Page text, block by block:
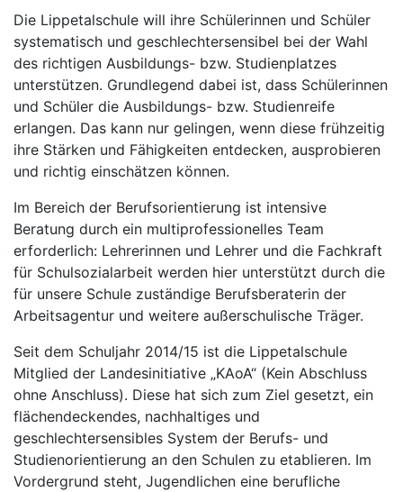
Die Lippetalschule will ihre Schülerinnen und Schüler
systematisch und geschlechtersensibel bei der Wahl
des richtigen Ausbildungs- bzw. Studienplatzes
unterstützen. Grundlegend dabei ist, dass Schülerinnen
und Schüler die Ausbildungs- bzw. Studienreife
erlangen. Das kann nur gelingen, wenn diese frühzeitig
ihre Stärken und Fähigkeiten entdecken, ausprobieren
und richtig einschätzen können.
Im Bereich der Berufsorientierung ist intensive
Beratung durch ein multiprofessionelles Team
erforderlich: Lehrerinnen und Lehrer und die Fachkraft
für Schulsozialarbeit werden hier unterstützt durch die
für unsere Schule zuständige Berufsberaterin der
Arbeitsagentur und weitere außerschulische Träger.
Seit dem Schuljahr 2014/15 ist die Lippetalschule
Mitglied der Landesinitiative „KAoA“ (Kein Abschluss
ohne Anschluss). Diese hat sich zum Ziel gesetzt, ein
flächendeckendes, nachhaltiges und
geschlechtersensibles System der Berufs- und
Studienorientierung an den Schulen zu etablieren. Im
Vordergrund steht, Jugendlichen eine berufliche